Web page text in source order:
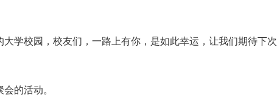
学校园，校友们，一路上有你，是如此幸运，让我们期待下次
的活动。